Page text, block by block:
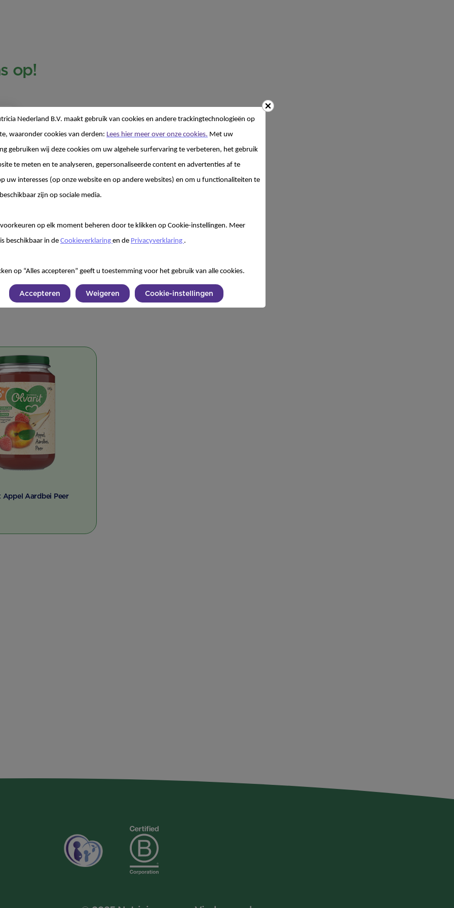
op!
Appel Aardbei Peer
Nederland B.V. maakt gebruik van cookies en andere trackingtechnologieën op
waaronder cookies van derden: Lees hier meer over onze cookies. Met uw
gebruiken wij deze cookies om uw algehele surfervaring te verbeteren, het gebruik
te meten en te analyseren, gepersonaliseerde content en advertenties af te
uw interesses (op onze website en op andere websites) en om u functionaliteiten te
zijn op sociale media.
op elk moment beheren door te klikken op Cookie-instellingen. Meer
beschikbaar in de Cookieverklaring en de Privacyverklaring .
op “Alles accepteren” geeft u toestemming voor het gebruik van alle cookies.
Accepteren Weigeren Cookie-instellingen